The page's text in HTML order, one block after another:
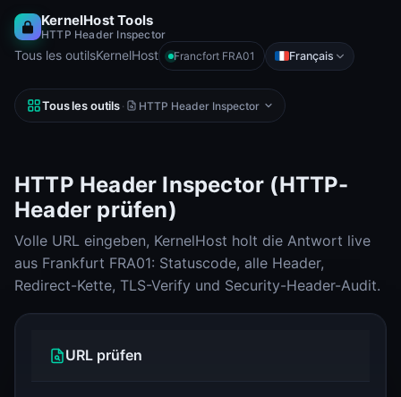
KernelHost Tools
HTTP Header Inspector
Tous les outilsKernelHost Francfort FRA01 Français
Tous les outils · HTTP Header Inspector
HTTP Header Inspector (HTTP-
Header prüfen)
Volle URL eingeben, KernelHost holt die Antwort live
aus Frankfurt FRA01: Statuscode, alle Header,
Redirect-Kette, TLS-Verify und Security-Header-Audit.
URL prüfen